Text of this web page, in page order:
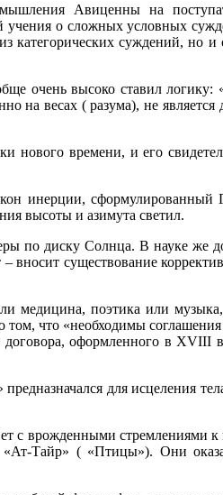
мышления Авиценны на
о сложных условных
категорических суждений, но
очень высоко ставил логику:
на весах ( разума), не
нового времени, и его
инерции, сформулированный
высоты и азимута светил.
по диску Солнца. В науке же
существование
медицина, поэтика или
том, что «необходимы
договора, оформленного в
для исцеления
с врожденными стремлениями
Тайр» ( «Птицы»). Они